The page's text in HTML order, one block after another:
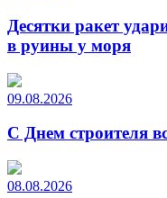
Десятки ракет
в руины у моря
09.08.2026
С Днем строителя
08.08.2026